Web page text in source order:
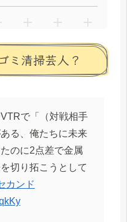
ミ清掃芸人？
で「（対戦相手
る、俺たちに未来
のに2点差で金属
切り拓こうとして
カンド